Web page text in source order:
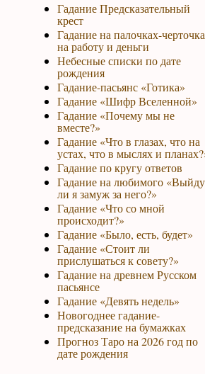
Гадание Предсказательный
крест
Гадание на палочках-
на работу и деньги
Небесные списки по дате
рождения
Гадание-пасьянс «Готика»
Гадание «Шифр Вселенной»
Гадание «Почему мы не
вместе?»
Гадание «Что в глазах, что на
устах, что в мыслях и
Гадание по кругу ответов
Гадание на любимого «Выйду
ли я замуж за него?»
Гадание «Что со мной
происходит?»
Гадание «Было, есть, будет»
Гадание «Стоит ли
прислушаться к совету?»
Гадание на древнем Русском
пасьянсе
Гадание «Девять недель»
Новогоднее гадание-
предсказание на бумажках
Прогноз Таро на 2026 год по
дате рождения